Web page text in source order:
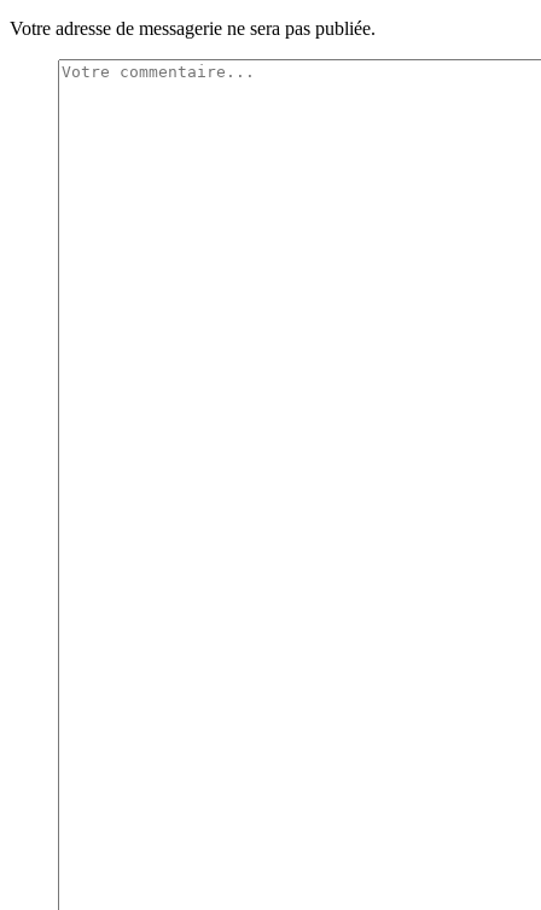
Votre adresse de messagerie ne sera pas publiée.